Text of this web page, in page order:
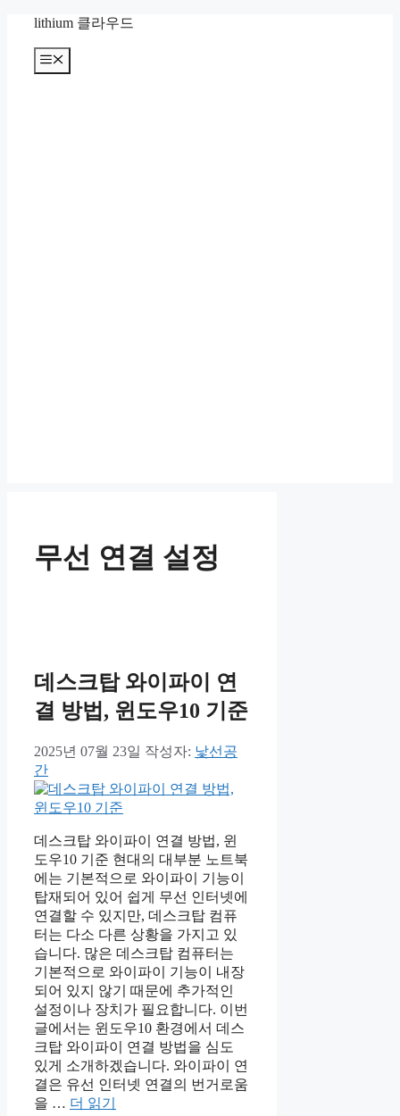
lithium 클라우드
메
뉴
무선 연결 설정
데스크탑 와이파이 연
결 방법, 윈도우10 기준
2025년 07월 23일 작성자: 낯선공
간
데스크탑 와이파이 연결 방법, 윈
도우10 기준 현대의 대부분 노트북
에는 기본적으로 와이파이 기능이
탑재되어 있어 쉽게 무선 인터넷에
연결할 수 있지만, 데스크탑 컴퓨
터는 다소 다른 상황을 가지고 있
습니다. 많은 데스크탑 컴퓨터는
기본적으로 와이파이 기능이 내장
되어 있지 않기 때문에 추가적인
설정이나 장치가 필요합니다. 이번
글에서는 윈도우10 환경에서 데스
크탑 와이파이 연결 방법을 심도
있게 소개하겠습니다. 와이파이 연
결은 유선 인터넷 연결의 번거로움
을 … 더 읽기